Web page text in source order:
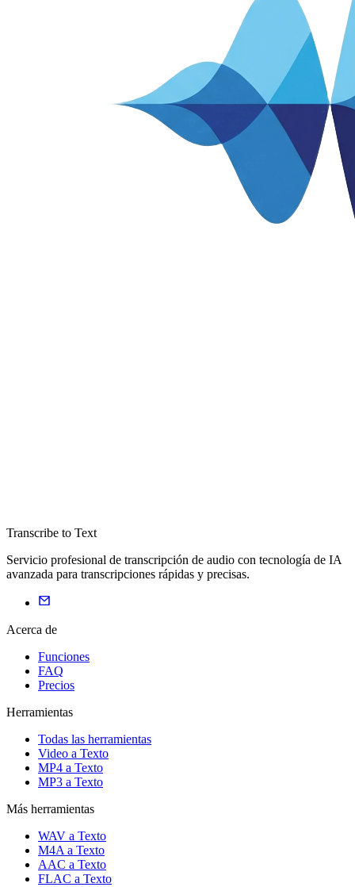
Transcribe to Text
Servicio profesional de transcripción de audio con tecnología de IA
avanzada para transcripciones rápidas y precisas.
Acerca de
Funciones
FAQ
Precios
Herramientas
Todas las herramientas
Video a Texto
MP4 a Texto
MP3 a Texto
Más herramientas
WAV a Texto
M4A a Texto
AAC a Texto
FLAC a Texto